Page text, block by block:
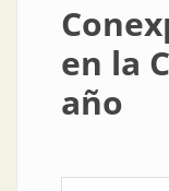
en la
año